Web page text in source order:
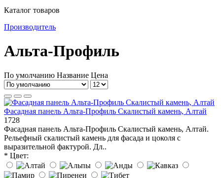
Каталог товаров
Производитель
Альта-Профиль
По умолчанию Название Цена
Фасадная панель Альта-Профиль Скалистый камень, Алтай
1728
Фасадная панель Альта-Профиль Скалистый камень, Алтай.
Рельефный скалистый камень для фасада и цоколя с
выразительной фактурой. Дл..
* Цвет: